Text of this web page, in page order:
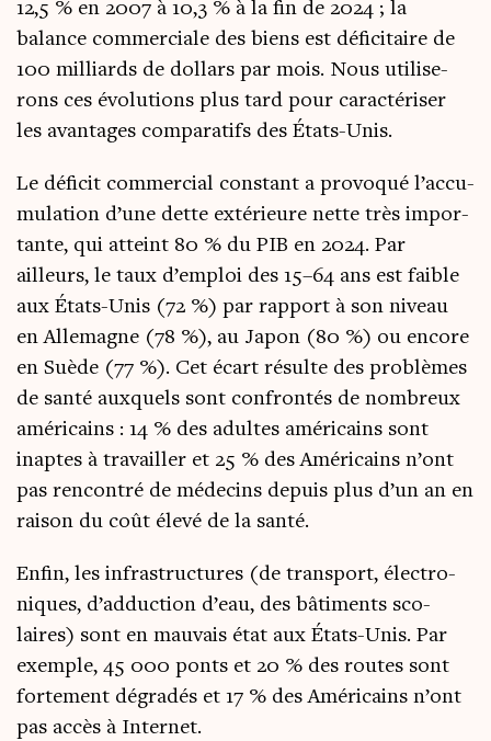
12,5 % en 2007 à 10,3 % à la fin de 2024 ; la
balance com­mer­ciale des biens est défi­ci­taire de
100 mil­liards de dol­lars par mois. Nous uti­li­se­
rons ces évo­lu­tions plus tard pour carac­té­ri­ser
les avan­tages com­pa­ra­tifs des États-Unis.
Le défi­cit com­mer­cial constant a pro­vo­qué l’ac­cu­
mu­la­tion d’une dette exté­rieure nette très impor­
tante, qui atteint 80 % du PIB en 2024. Par
ailleurs, le taux d’emploi des 15–64 ans est faible
aux États-Unis (72 %) par rap­port à son niveau
en Alle­magne (78 %), au Japon (80 %) ou encore
en Suède (77 %). Cet écart résulte des pro­blèmes
de san­té aux­quels sont confron­tés de nom­breux
amé­ri­cains : 14 % des adultes amé­ri­cains sont
inaptes à tra­vailler et 25 % des Amé­ri­cains n’ont
pas ren­con­tré de méde­cins depuis plus d’un an en
rai­son du coût éle­vé de la santé.
Enfin, les infra­struc­tures (de trans­port, élec­tro­
niques, d’ad­duc­tion d’eau, des bâti­ments sco­
laires) sont en mau­vais état aux États-Unis. Par
exemple, 45 000 ponts et 20 % des routes sont
for­te­ment dégra­dés et 17 % des Amé­ri­cains n’ont
pas accès à Internet.